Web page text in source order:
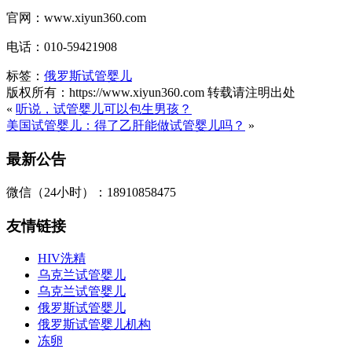
官网：www.xiyun360.com
电话：010-59421908
标签： 俄罗斯试管婴儿
版权所有：https://www.xiyun360.com 转载请注明出处
« 听说，试管婴儿可以包生男孩？
美国试管婴儿：得了乙肝能做试管婴儿吗？ »
最新公告
微信（24小时）：18910858475
友情链接
HIV洗精
乌克兰试管婴儿
乌克兰试管婴儿
俄罗斯试管婴儿
俄罗斯试管婴儿机构
冻卵